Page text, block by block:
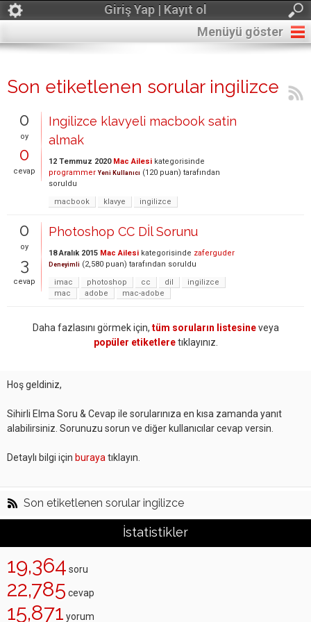
Giriş Yap | Kayıt ol
Menüyü göster
Son etiketlenen sorular ingilizce
0
oy
0
cevap
Ingilizce klavyeli macbook satin
almak
12 Temmuz 2020 Mac Ailesi kategorisinde
programmer Yeni Kullanıcı (120 puan) tarafından
soruldu
macbook
klavye ingilizce
0
oy
3
cevap
Photoshop CC Dİl Sorunu
18 Aralık 2015 Mac Ailesi kategorisinde zaferguder
Deneyimli (2,580 puan) tarafından soruldu
imac
photoshop cc dil
ingilizce
mac
adobe mac-adobe
Daha fazlasını görmek için, tüm soruların listesineveya
popüler etiketleretıklayınız.
Hoş geldiniz,
Sihirli Elma Soru & Cevap ile sorularınıza en kısa zamanda yanıt
alabilirsiniz. Sorunuzu sorun ve diğer kullanıcılar cevap versin.
Detaylı bilgi için buraya tıklayın.
Son etiketlenen sorular ingilizce
İstatistikler
19,364 soru
22,785 cevap
15,871 yorum